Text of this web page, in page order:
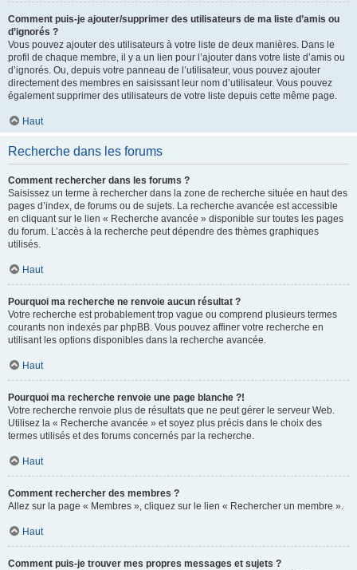
Comment puis-je ajouter/supprimer des utilisateurs de ma liste d’amis ou
d’ignorés ?
Vous pouvez ajouter des utilisateurs à votre liste de deux manières. Dans le
profil de chaque membre, il y a un lien pour l’ajouter dans votre liste d’amis ou
d’ignorés. Ou, depuis votre panneau de l’utilisateur, vous pouvez ajouter
directement des membres en saisissant leur nom d’utilisateur. Vous pouvez
également supprimer des utilisateurs de votre liste depuis cette même page.
Haut
Recherche dans les forums
Comment rechercher dans les forums ?
Saisissez un terme à rechercher dans la zone de recherche située en haut des
pages d’index, de forums ou de sujets. La recherche avancée est accessible
en cliquant sur le lien « Recherche avancée » disponible sur toutes les pages
du forum. L’accès à la recherche peut dépendre des thèmes graphiques
utilisés.
Haut
Pourquoi ma recherche ne renvoie aucun résultat ?
Votre recherche est probablement trop vague ou comprend plusieurs termes
courants non indexés par phpBB. Vous pouvez affiner votre recherche en
utilisant les options disponibles dans la recherche avancée.
Haut
Pourquoi ma recherche renvoie une page blanche ?!
Votre recherche renvoie plus de résultats que ne peut gérer le serveur Web.
Utilisez la « Recherche avancée » et soyez plus précis dans le choix des
termes utilisés et des forums concernés par la recherche.
Haut
Comment rechercher des membres ?
Allez sur la page « Membres », cliquez sur le lien « Rechercher un membre ».
Haut
Comment puis-je trouver mes propres messages et sujets ?